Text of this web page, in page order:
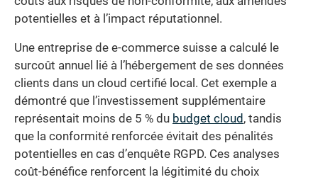
potentielles et à l’impact réputationnel.
Une entreprise de e-commerce suisse a calculé le
surcoût annuel lié à l’hébergement de ses données
clients dans un cloud certifié local. Cet exemple a
démontré que l’investissement supplémentaire
représentait moins de 5 % du budget cloud , tandis
que la conformité renforcée évitait des pénalités
potentielles en cas d’enquête RGPD. Ces analyses
coût-bénéfice renforcent la légitimité du choix